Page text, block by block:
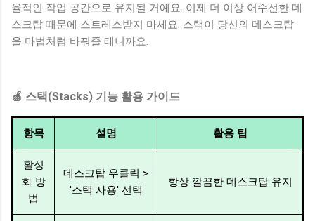
율적인 작업 공간으로 유지될 거예요. 이제 더 이상 어수선한 데
스크탑 때문에 스트레스받지 마세요. 스택이 당신의 데스크탑
을 마법처럼 바꿔줄 테니까요.
🍏 스택(Stacks) 기능 활용 가이드
항목 설명 활용 팁
활성
화 방
법
데스크탑 우클릭 >
'스택 사용' 선택
항상 깔끔한 데스크탑 유지